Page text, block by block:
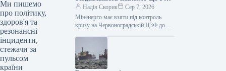
Ми пишемо
про політику,
здоров'я та
резонансні
інциденти,
стежачи за
пульсом
країни
загрожує ТЕС вугіллям
Надія Скорик
Сер 7, 2026
Міненерго має взяти під контроль
кризу на Червоноградській ЦЗФ до
Червоноградської центральної
збагачувальної…